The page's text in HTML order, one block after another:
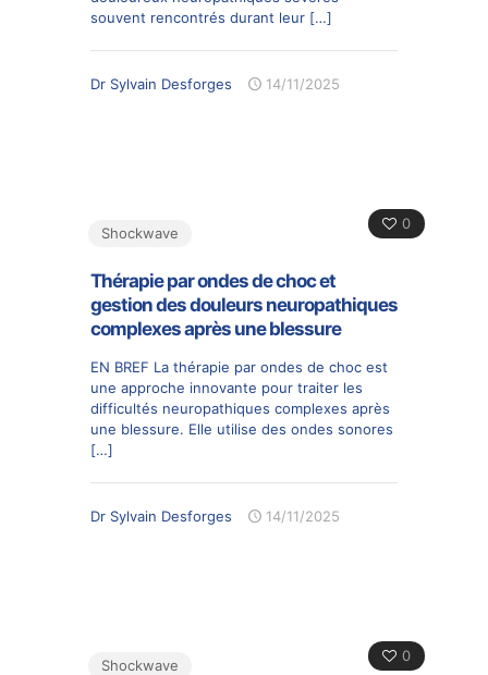
souvent rencontrés durant leur […]
Dr Sylvain Desforges 14/11/2025
0
Shockwave
Thérapie par ondes de choc et
gestion des douleurs neuropathiques
complexes après une blessure
EN BREF La thérapie par ondes de choc est
une approche innovante pour traiter les
difficultés neuropathiques complexes après
une blessure. Elle utilise des ondes sonores
[…]
Dr Sylvain Desforges 14/11/2025
0
Shockwave